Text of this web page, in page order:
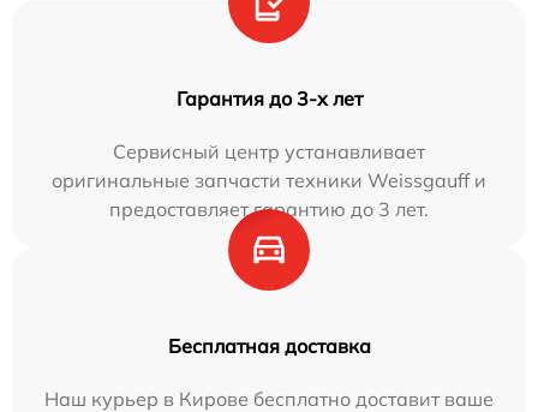
Гарантия до 3-х лет
Сервисный центр устанавливает
оригинальные запчасти техники Weissgauff и
предоставляет гарантию до 3 лет.
Бесплатная доставка
Наш курьер в Кирове бесплатно доставит ваше